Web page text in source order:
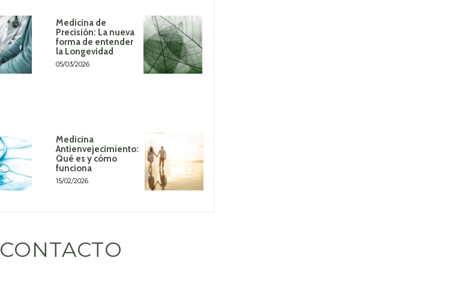
Medicina de
Precisión: La nueva
forma de entender
la Longevidad
05/03/2026
Medicina
Antienvejecimiento:
Qué es y cómo
funciona
15/02/2026
CONTACTO